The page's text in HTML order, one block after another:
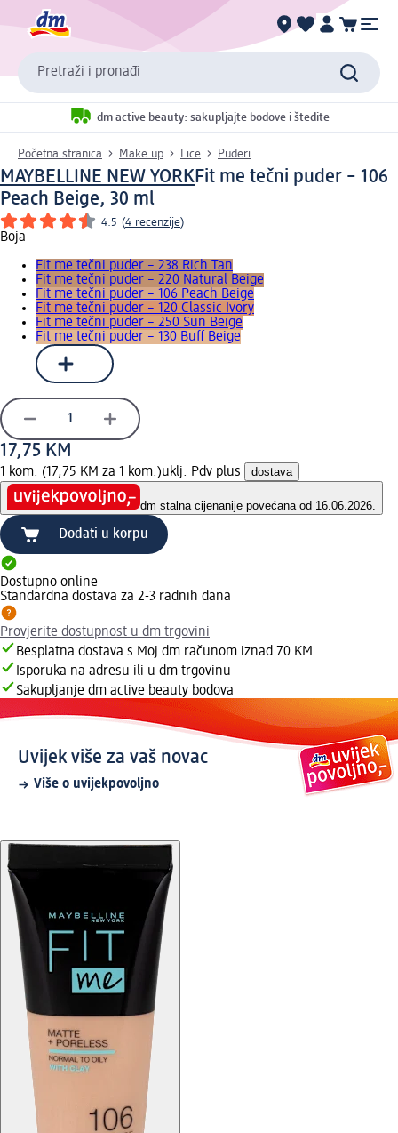
Pretraži i pronađi
dm active beauty: sakupljajte bodove i štedite
Početna stranica Make up Lice Puderi
MAYBELLINE NEW YORKFit me tečni puder – 106
Peach Beige, 30 ml
4.5 (4 recenzije)
Boja
Fit me tečni puder – 238 Rich Tan
Fit me tečni puder – 220 Natural Beige
Fit me tečni puder – 106 Peach Beige
Fit me tečni puder – 120 Classic Ivory
Fit me tečni puder – 250 Sun Beige
Fit me tečni puder – 130 Buff Beige
17,75 KM
1 kom. (17,75 KM za 1 kom.)uklj. Pdv plus dostava
dm stalna cijenanije povećana od 16.06.2026.
Dodati u korpu
Dostupno online
Standardna dostava za 2-3 radnih dana
Provjerite dostupnost u dm trgovini
Besplatna dostava s Moj dm računom iznad 70 KM
Isporuka na adresu ili u dm trgovinu
Sakupljanje dm active beauty bodova
Uvijek više za vaš novac
Više o uvijekpovoljno